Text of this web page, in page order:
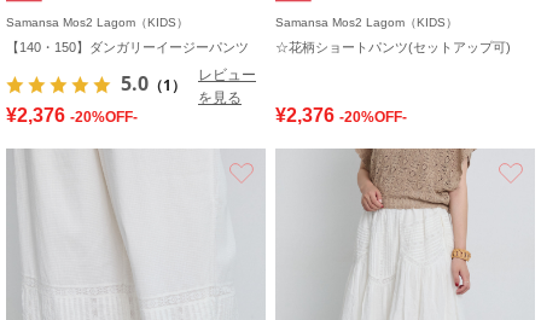
Samansa Mos2 Lagom（KIDS）
【140・150】ダンガリーイージーパンツ
5.0 （1）
レビュー
を見る
¥2,376 -20%OFF-
Samansa Mos2 Lagom（KIDS）
☆花柄ショートパンツ(セットアップ可)
¥2,376 -20%OFF-